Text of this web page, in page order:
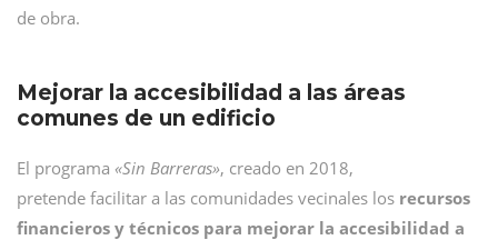
de obra.
Mejorar la accesibilidad a las áreas
comunes de un edificio
El programa «Sin Barreras», creado en 2018,
pretende facilitar a las comunidades vecinales los recursos
financieros y técnicos para mejorar la accesibilidad a